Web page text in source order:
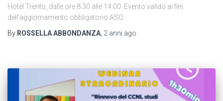
Hotel Trento, dalle ore 8:30 alle 14:00. Evento valido ai fini
dell’aggiornamento obbligatorio ASO.
By ROSSELLA ABBONDANZA 2 anni ago